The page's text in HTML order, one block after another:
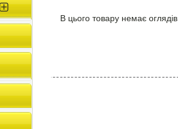
В цього товару немає оглядів.